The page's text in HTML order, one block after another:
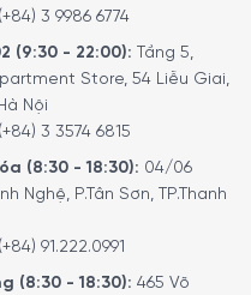
tùng cao cấp
° C
(+84) 3 9986 6774
(9:30 - 22:00): Tầng 5,
Store, 54 Liễu Giai,
Nội
(+84) 3 3574 6815
(8:30 - 18:30): 04/06
Nghệ, P.Tân Sơn, TP.Thanh
(+84) 91.222.0991
(8:30 - 18:30): 465 Võ